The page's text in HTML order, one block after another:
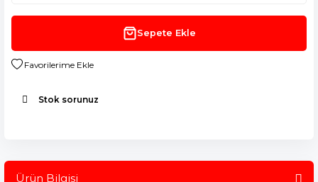
Sepete Ekle
Stok sorunuz
Ürün Bilgisi